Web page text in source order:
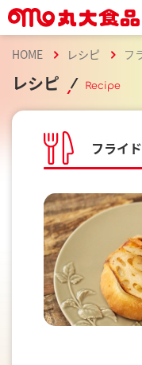
HOME レシピ フ
レシピ Recipe
フライ